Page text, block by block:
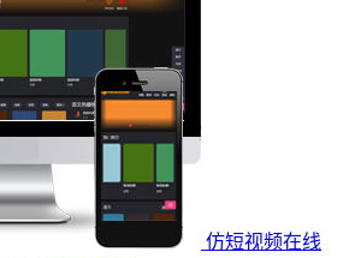
仿短视频在线